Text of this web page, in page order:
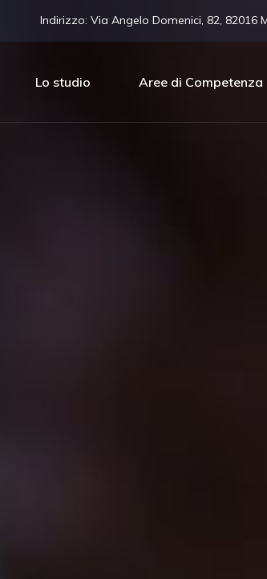
Indirizzo: Via Angelo Domenici, 82, 82016
Lo studio Aree di Competenza